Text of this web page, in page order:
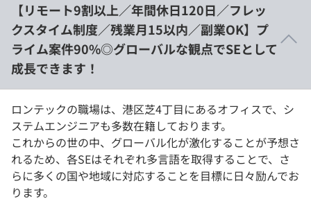
【リモート9割以上／年間休日120日／フレッ
クスタイム制度／残業月15以内／副業OK】プ
ライム案件90%◎グローバルな観点でSEとして
成長できます！
ロンテックの職場は、港区芝4丁目にあるオフィスで、シ
ステムエンジニアも多数在籍しております。
これからの世の中、グローバル化が激化することが予想さ
れるため、各SEはそれぞれ多言語を取得することで、さ
らに多くの国や地域に対応することを目標に日々励んでお
ります。